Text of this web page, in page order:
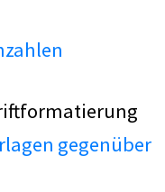
gegenüber